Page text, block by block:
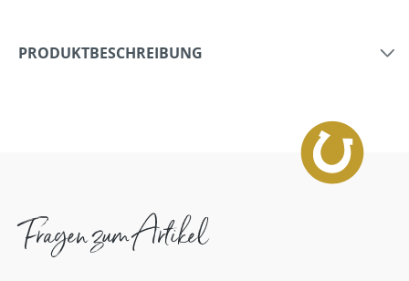
PRODUKTBESCHREIBUNG
Fragen zum Artikel